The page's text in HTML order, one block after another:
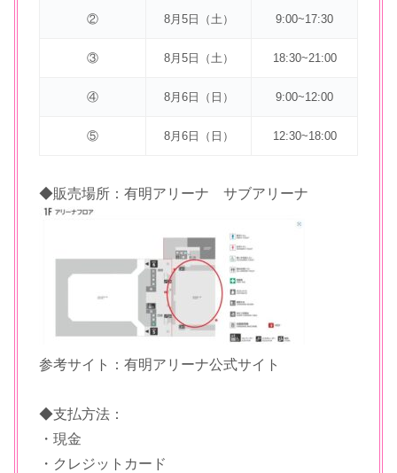
② 8月5日（土） 9:00~17:30
③ 8月5日（土） 18:30~21:00
④ 8月6日（日） 9:00~12:00
⑤ 8月6日（日） 12:30~18:00
◆販売場所：有明アリーナ サブアリーナ
参考サイト：有明アリーナ公式サイト
◆支払方法：
・現金
・クレジットカード